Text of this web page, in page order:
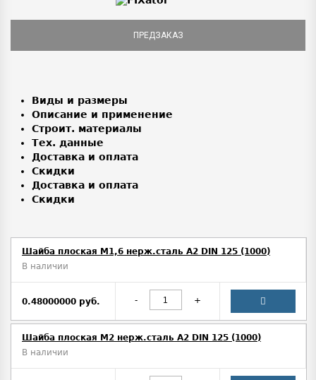
ПРЕДЗАКАЗ
Виды и размеры
Описание и применение
Строит. материалы
Тех. данные
Доставка и оплата
Скидки
Доставка и оплата
Скидки
Шайба плоская М1,6 нерж.сталь А2 DIN 125 (1000)
В наличии
0.48000000 руб. - +
Шайба плоская М2 нерж.сталь А2 DIN 125 (1000)
В наличии